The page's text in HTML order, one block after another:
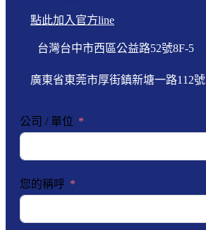
點此加入官方line
台灣台中市西區公益路52號8F-5
廣東省東莞市厚街鎮新塘一路112號
公司 / 單位
您的稱呼